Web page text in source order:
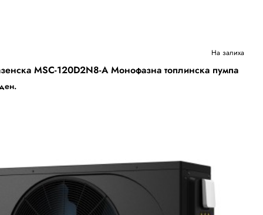
Бесплатна Достава
На залиха
MSC-120D2N8-A Монофазна топлинска пумпа